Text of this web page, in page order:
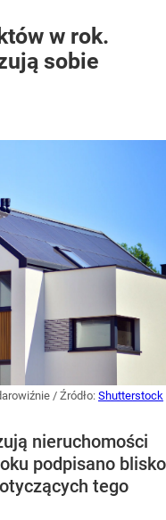
w rok.
sobie
/ Źródło: Shutterstock
nieruchomości
podpisano blisko
tego